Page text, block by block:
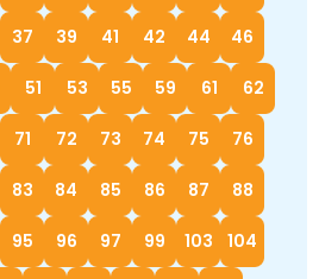
37 39 41 42 44 46
51 53 55 59 61 62
71 72 73 74 75 76
83 84 85 86 87 88
95 96 97 99 103 104